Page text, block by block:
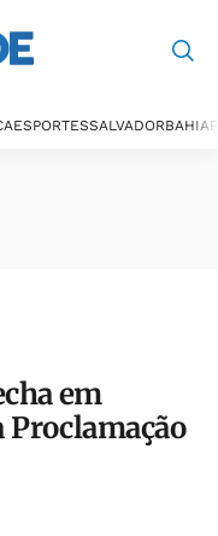
ESPORTESSALVADORBAHIA
em
Proclamação